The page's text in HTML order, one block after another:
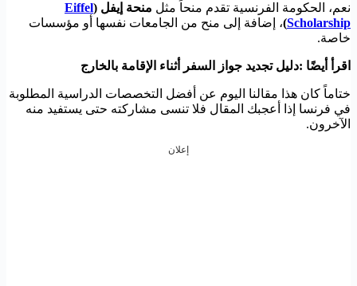
نعم، الحكومة الفرنسية تقدم منحاً مثل منحة إيفل (Eiffel
Scholarship
)، إضافة إلى منح من الجامعات نفسها أو مؤسسات
خاصة.
اقرأ أيضًا :دليل تجديد جواز السفر أثناء الإقامة بالخارج
ختاماً كان هذا مقالنا اليوم عن أفضل التخصصات الدراسية المطلوبة
في فرنسا إذا أعجبك المقال فلا تنسى مشاركته حتى يستفيد منه
الآخرون.
إعلان